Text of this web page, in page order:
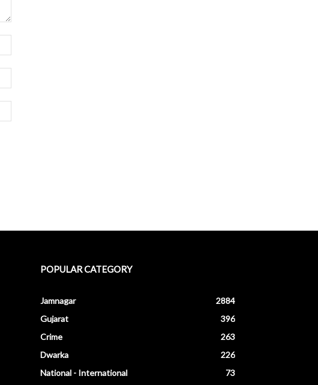
POPULAR CATEGORY
Jamnagar
2884
Gujarat
396
Crime
263
Dwarka
226
National - International
73